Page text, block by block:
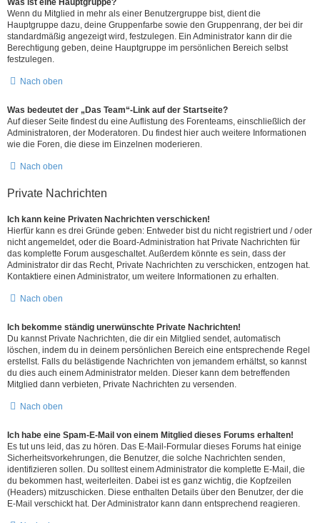
Was ist eine Hauptgruppe?
Wenn du Mitglied in mehr als einer Benutzergruppe bist, dient die
Hauptgruppe dazu, deine Gruppenfarbe sowie den Gruppenrang, der bei dir
standardmäßig angezeigt wird, festzulegen. Ein Administrator kann dir die
Berechtigung geben, deine Hauptgruppe im persönlichen Bereich selbst
festzulegen.
Nach oben
Was bedeutet der „Das Team“-Link auf der Startseite?
Auf dieser Seite findest du eine Auflistung des Forenteams, einschließlich der
Administratoren, der Moderatoren. Du findest hier auch weitere Informationen
wie die Foren, die diese im Einzelnen moderieren.
Nach oben
Private Nachrichten
Ich kann keine Privaten Nachrichten verschicken!
Hierfür kann es drei Gründe geben: Entweder bist du nicht registriert und / oder
nicht angemeldet, oder die Board-Administration hat Private Nachrichten für
das komplette Forum ausgeschaltet. Außerdem könnte es sein, dass der
Administrator dir das Recht, Private Nachrichten zu verschicken, entzogen hat.
Kontaktiere einen Administrator, um weitere Informationen zu erhalten.
Nach oben
Ich bekomme ständig unerwünschte Private Nachrichten!
Du kannst Private Nachrichten, die dir ein Mitglied sendet, automatisch
löschen, indem du in deinem persönlichen Bereich eine entsprechende Regel
erstellst. Falls du belästigende Nachrichten von jemandem erhältst, so kannst
du dies auch einem Administrator melden. Dieser kann dem betreffenden
Mitglied dann verbieten, Private Nachrichten zu versenden.
Nach oben
Ich habe eine Spam-E-Mail von einem Mitglied dieses Forums erhalten!
Es tut uns leid, das zu hören. Das E-Mail-Formular dieses Forums hat einige
Sicherheitsvorkehrungen, die Benutzer, die solche Nachrichten senden,
identifizieren sollen. Du solltest einem Administrator die komplette E-Mail, die
du bekommen hast, weiterleiten. Dabei ist es ganz wichtig, die Kopfzeilen
(Headers) mitzuschicken. Diese enthalten Details über den Benutzer, der die
E-Mail verschickt hat. Der Administrator kann dann entsprechend reagieren.